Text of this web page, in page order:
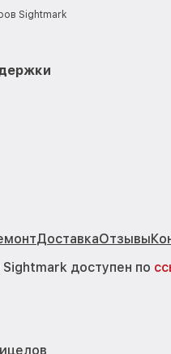
Sightmark
ДоставкаОтзывы
доступен по